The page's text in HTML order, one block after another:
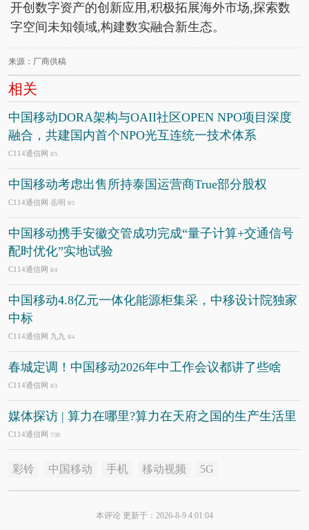
开创数字资产的创新应用,积极拓展海外市场,探索数
字空间未知领域,构建数实融合新生态。
来源：厂商供稿
相关
中国移动DORA架构与OAII社区OPEN NPO项目深度
融合，共建国内首个NPO光互连统一技术体系
C114通信网 8/5
中国移动考虑出售所持泰国运营商True部分股权
C114通信网 岳明 8/5
中国移动携手安徽交管成功完成“量子计算+交通信号
配时优化”实地试验
C114通信网 8/4
中国移动4.8亿元一体化能源柜集采，中移设计院独家
中标
C114通信网 九九 8/4
春城定调！中国移动2026年中工作会议都讲了些啥
C114通信网 8/3
媒体探访 | 算力在哪里?算力在天府之国的生产生活里
C114通信网 7/30
彩铃 中国移动 手机 移动视频 5G
本评论 更新于：2026-8-9 4:01:04